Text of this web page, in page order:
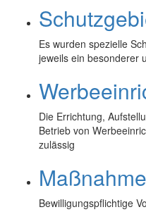
Es wurden spezielle
jeweils ein besonderer
Die Errichtung,
Betrieb von
zulässig
Bewilligungspflichtige